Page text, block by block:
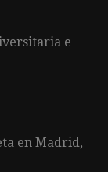
e
en Madrid,